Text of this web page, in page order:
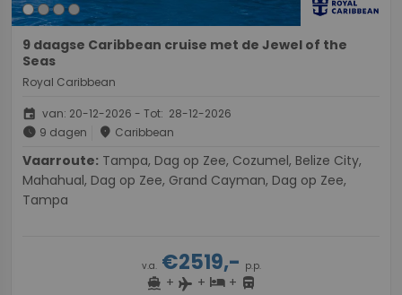
9 daagse Caribbean cruise met de Jewel of the
Seas
Royal Caribbean
event van: 20-12-2026 - Tot: 28-12-2026
schedule 9 dagen place Caribbean
Vaarroute:
Mahahual, Dag op Zee, Grand Cayman, Dag op Zee,
Tampa
v.a.€2519,- p.p.
directions_boat + flight + hotel+ directions_bus